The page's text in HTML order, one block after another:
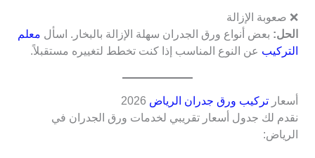
❌ صعوبة الإزالة
الحل: بعض أنواع ورق الجدران سهلة الإزالة بالبخار. اسأل معلم
التركيب عن النوع المناسب إذا كنت تخطط لتغييره مستقبلاً.
أسعار تركيب ورق جدران الرياض
نقدم لك جدول أسعار تقريبي لخدمات ورق الجدران في
الرياض: